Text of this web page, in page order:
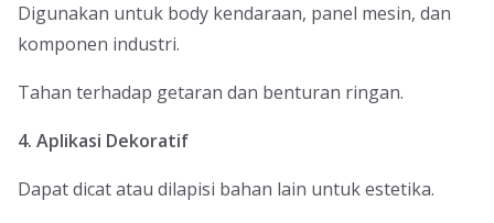
Digunakan untuk body kendaraan, panel mesin, dan
komponen industri.
Tahan terhadap getaran dan benturan ringan.
4. Aplikasi Dekoratif
Dapat dicat atau dilapisi bahan lain untuk estetika.